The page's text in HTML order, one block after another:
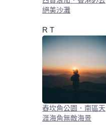
絕美沙灘
R T
舂坎角公園．南區天
涯海角無敵海景